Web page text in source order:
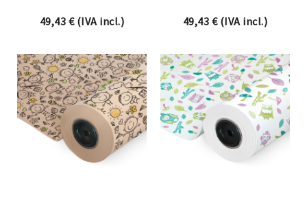
49,43 €(IVA incl.) 49,43 €(IVA incl.)